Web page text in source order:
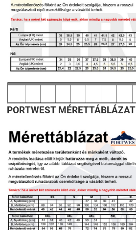
PORTWEST MÉRETTÁBLÁZAT